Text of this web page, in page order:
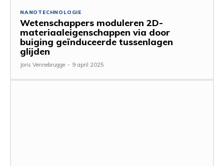
NANOTECHNOLOGIE
Wetenschappers moduleren 2D-
materiaaleigenschappen via door
buiging geïnduceerde tussenlagen
glijden
Joris Vennebrugge - 9 april 2025